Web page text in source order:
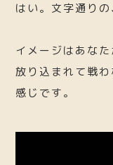
はい。文字通りの
イメージはあな
放り込まれて戦
感じです。